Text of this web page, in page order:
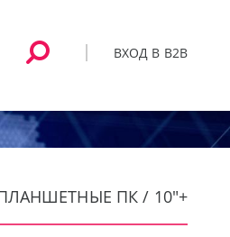
ВХОД В B2B
ПК / 10"+